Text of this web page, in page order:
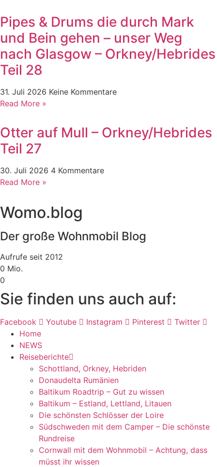
Pipes & Drums die durch Mark
und Bein gehen – unser Weg
nach Glasgow – Orkney/Hebrides
Teil 28
31. Juli 2026 Keine Kommentare
Read More »
Otter auf Mull – Orkney/Hebrides
Teil 27
30. Juli 2026 4 Kommentare
Read More »
Womo.blog
Der große Wohnmobil Blog​
Aufrufe seit 2012
0 Mio.
0
Sie finden uns auch auf:
Facebook Youtube Instagram Pinterest
Twitter
Home
NEWS
Reiseberichte
Schottland, Orkney, Hebriden
Donaudelta Rumänien
Baltikum Roadtrip – Gut zu wissen
Baltikum – Estland, Lettland, Litauen
Die schönsten Schlösser der Loire
Südschweden mit dem Camper – Die schönste
Rundreise
Cornwall mit dem Wohnmobil – Achtung, dass
müsst ihr wissen